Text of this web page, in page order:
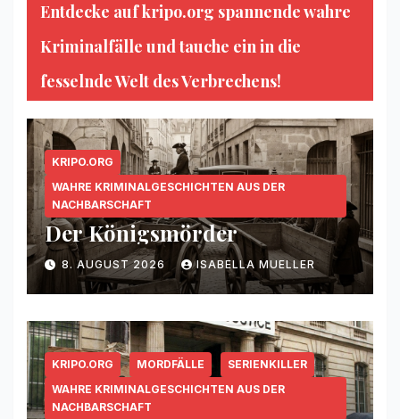
Entdecke auf kripo.org spannende wahre
Kriminalfälle und tauche ein in die
fesselnde Welt des Verbrechens!
KRIPO.ORG
WAHRE KRIMINALGESCHICHTEN AUS DER
NACHBARSCHAFT
Der Königsmörder
8. AUGUST 2026 ISABELLA MUELLER
KRIPO.ORG MORDFÄLLE
SERIENKILLER
WAHRE KRIMINALGESCHICHTEN AUS DER
NACHBARSCHAFT